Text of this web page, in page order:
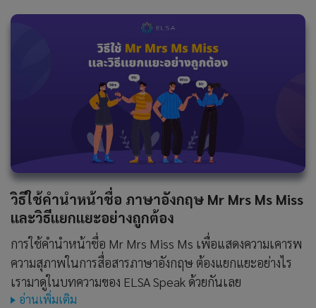
วิธีใช้คํานําหน้าชื่อ ภาษาอังกฤษ Mr Mrs Ms Miss
และวิธีแยกแยะอย่างถูกต้อง
การใช้คำนำหน้าชื่อ Mr Mrs Miss Ms เพื่อแสดงความเคารพ
ความสุภาพในการสื่อสารภาษาอังกฤษ ต้องแยกแยะอย่างไร
เรามาดูในบทความของ ELSA Speak ด้วยกันเลย
อ่านเพิ่มเติม